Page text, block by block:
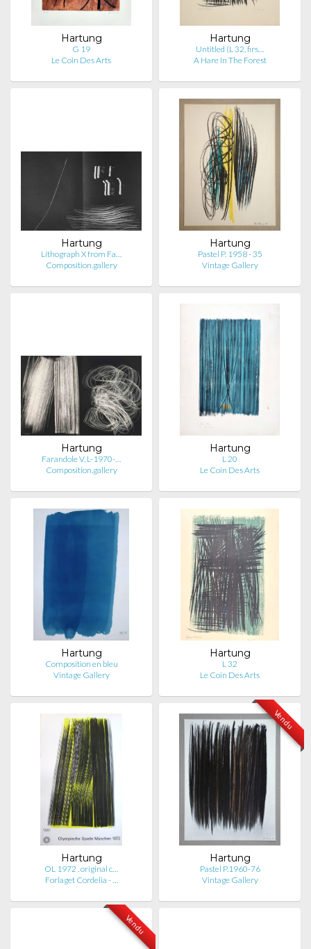
Hartung
G 19
Le Coin Des Arts
Hartung
Untitled (L 32, firs…
A Hare In The Forest
Hartung
Lithograph X from Fa…
Composition.gallery
Hartung
Pastel P. 1958 - 35
Vintage Gallery
Hartung
Farandole V, L-1970-…
Composition.gallery
Hartung
L 20
Le Coin Des Arts
Hartung
Composition en bleu
Vintage Gallery
Hartung
L 32
Le Coin Des Arts
Hartung
OL 1972 . original c…
Forlaget Cordelia - …
Vendu
Hartung
Pastel P.1960-76
Vintage Gallery
Vendu